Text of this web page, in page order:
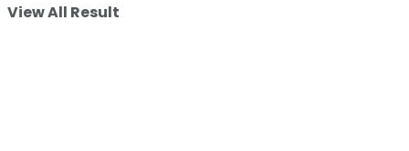
View All Result